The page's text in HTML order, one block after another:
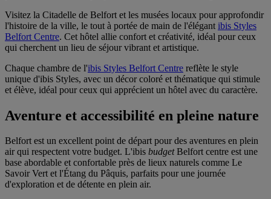
Visitez la Citadelle de Belfort et les musées locaux pour approfondir
l'histoire de la ville, le tout à portée de main de l'élégant ibis Styles
Belfort Centre. Cet hôtel allie confort et créativité, idéal pour ceux
qui cherchent un lieu de séjour vibrant et artistique.
Chaque chambre de l'ibis Styles Belfort Centre reflète le style
unique d'ibis Styles, avec un décor coloré et thématique qui stimule
et élève, idéal pour ceux qui apprécient un hôtel avec du caractère.
Aventure et accessibilité en pleine nature
Belfort est un excellent point de départ pour des aventures en plein
air qui respectent votre budget. L'ibis budgetBelfort centre est une
base abordable et confortable près de lieux naturels comme Le
Savoir Vert et l'Étang du Pâquis, parfaits pour une journée
d'exploration et de détente en plein air.